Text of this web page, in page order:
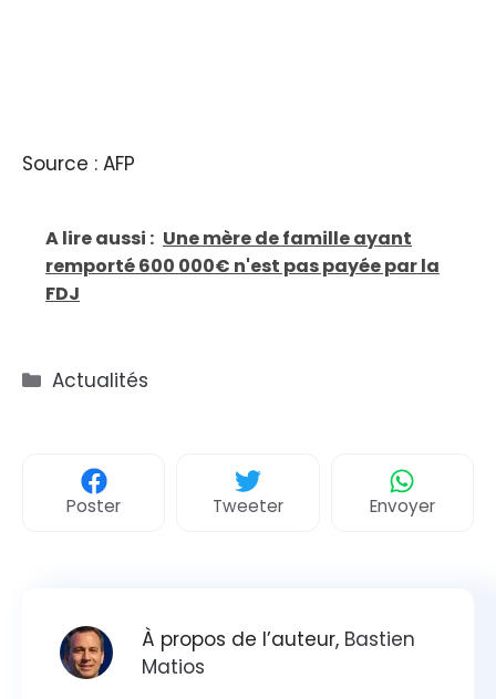
Source : AFP
A lire aussi : Une mère de famille ayant
remporté 600 000€ n'est pas payée par la
FDJ
Catégories
Actualités
Poster Tweeter Envoyer
À propos de l’auteur, Bastien
Matios